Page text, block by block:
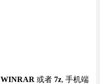
WINRAR 或者 7z, 手机端